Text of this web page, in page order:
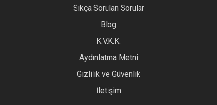
Ürün açıklamasında eksik bilgiler bulunuyor.
Ürün bilgilerinde hatalar bulunuyor.
Ürün fiyatı diğer sitelerden daha pahalı.
Sıkça Sorulan Sorular
Blog
K.V.K.K.
Aydınlatma Metni
Gizlilik ve Güvenlik
İletişim